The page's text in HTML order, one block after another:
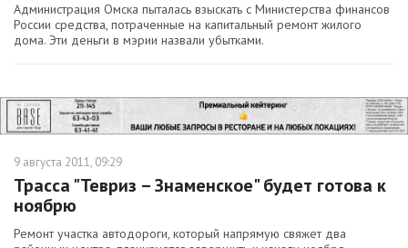
Администрация Омска пыталась взыскать с Министерства финансов
России средства, потраченные на капитальный ремонт жилого
дома. Эти деньги в мэрии назвали убытками.
9 августа 2011, 09:29
Трасса "Тевриз – Знаменское" будет готова к
ноябрю
Ремонт участка автодороги, который напрямую свяжет два